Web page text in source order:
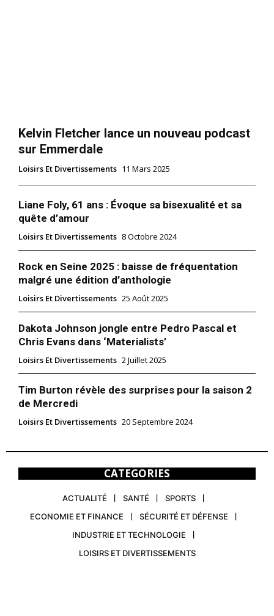
Kelvin Fletcher lance un nouveau podcast
sur Emmerdale
Loisirs Et Divertissements 11 Mars 2025
Liane Foly, 61 ans : Évoque sa bisexualité et sa
quête d’amour
Loisirs Et Divertissements 8 Octobre 2024
Rock en Seine 2025 : baisse de fréquentation
malgré une édition d’anthologie
Loisirs Et Divertissements 25 Août 2025
Dakota Johnson jongle entre Pedro Pascal et
Chris Evans dans ‘Materialists’
Loisirs Et Divertissements 2 Juillet 2025
Tim Burton révèle des surprises pour la saison 2
de Mercredi
Loisirs Et Divertissements 20 Septembre 2024
CATEGORIES
ACTUALITÉ SANTÉ
SPORTS
ECONOMIE ET FINANCE
SÉCURITÉ ET DÉFENSE
INDUSTRIE ET TECHNOLOGIE
LOISIRS ET DIVERTISSEMENTS